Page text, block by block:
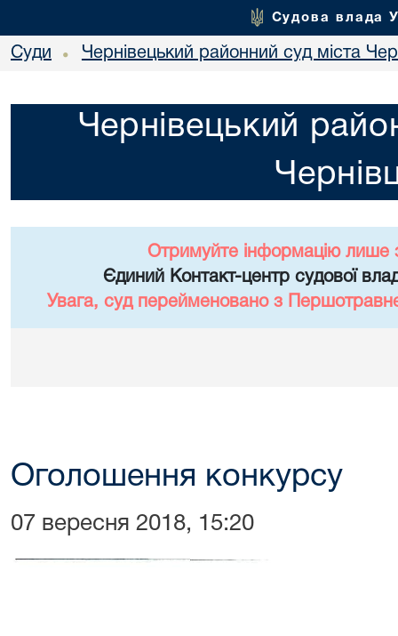
Судова влада
Суди • Чернівецький районний суд міста
Чернівецький
Отримуйте інформацію лише
Єдиний Контакт-центр судової
Увага, суд перейменовано з
Оголошення конкурсу
07 вересня 2018, 15:20